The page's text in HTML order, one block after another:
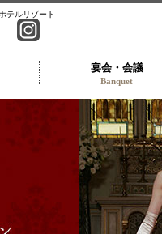
テルリゾート
宴会・会議
Banquet